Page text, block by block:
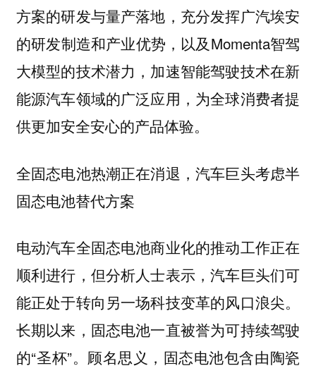
方案的研发与量产落地，充分发挥广汽埃安
的研发制造和产业优势，以及Momenta智驾
大模型的技术潜力，加速智能驾驶技术在新
能源汽车领域的广泛应用，为全球消费者提
供更加安全安心的产品体验。
全固态电池热潮正在消退，汽车巨头考虑半
固态电池替代方案
电动汽车全固态电池商业化的推动工作正在
顺利进行，但分析人士表示，汽车巨头们可
能正处于转向另一场科技变革的风口浪尖。
长期以来，固态电池一直被誉为可持续驾驶
的“圣杯”。顾名思义，固态电池包含由陶瓷